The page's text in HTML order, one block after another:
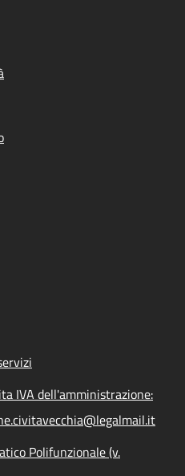
IVA dell'amministrazione:
Polifunzionale (v.